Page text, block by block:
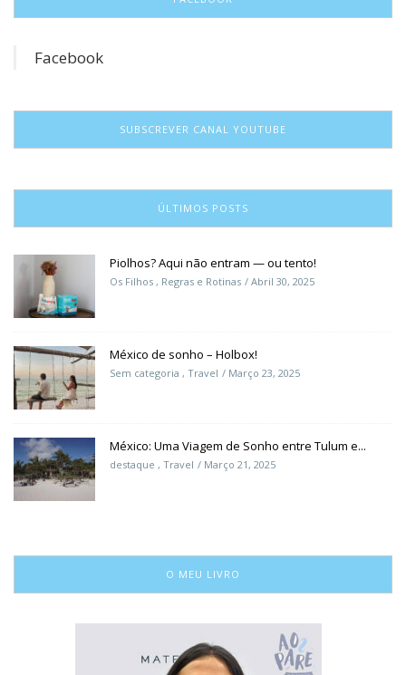
Facebook
SUBSCREVER CANAL YOUTUBE
ÚLTIMOS POSTS
Piolhos? Aqui não entram — ou tento!
Os Filhos , Regras e Rotinas Abril 30, 2025
México de sonho – Holbox!
Sem categoria , Travel Março 23, 2025
México: Uma Viagem de Sonho entre Tulum e...
destaque , Travel Março 21, 2025
O MEU LIVRO